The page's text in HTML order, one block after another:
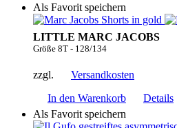
Als Favorit speichern
LITTLE MARC JACOBS
Größe 8T - 128/134
zzgl.
Versandkosten
In den Warenkorb
Details
Als Favorit speichern